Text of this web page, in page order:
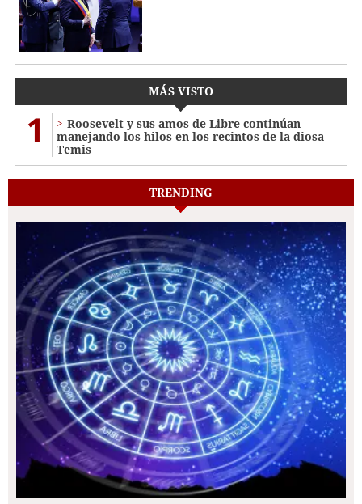
MÁS VISTO
1
Roosevelt y sus amos de Libre continúan
manejando los hilos en los recintos de la diosa
Temis
TRENDING